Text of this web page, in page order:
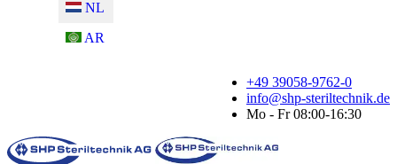
NL
AR
+49 39058-9762-0
info@shp-steriltechnik.de
Mo - Fr 08:00-16:30